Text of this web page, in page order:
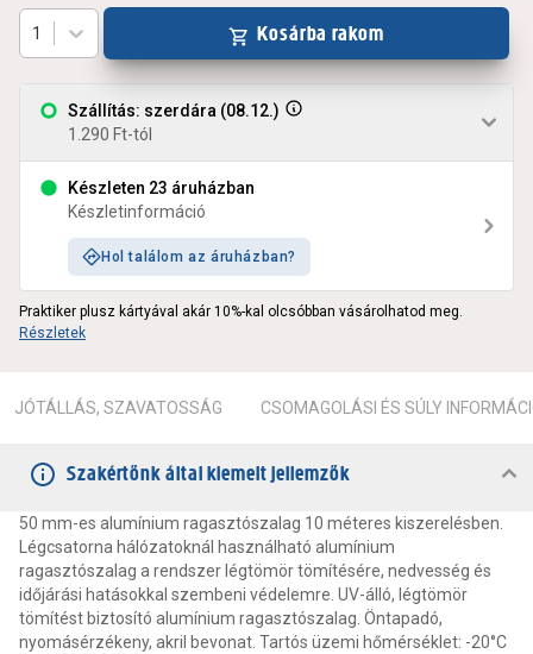
Szállítás: szerdára (08.12.)
1.290 Ft-tól
Készleten 23 áruházban
Készletinformáció
Hol találom az áruházban?
1 Kosárba rakom
Praktiker plusz kártyával akár 10%-kal olcsóbban vásárolhatod meg.
Részletek
JÓTÁLLÁS, SZAVATOSSÁG CSOMAGOLÁSI ÉS SÚLY
Szakértőnk által kiemelt jellemzők
50 mm-es alumínium ragasztószalag 10 méteres kiszerelésben.
Légcsatorna hálózatoknál használható alumínium
ragasztószalag a rendszer légtömör tömítésére, nedvesség és
időjárási hatásokkal szembeni védelemre. UV-álló, légtömör
tömítést biztosító alumínium ragasztószalag. Öntapadó,
nyomásérzékeny, akril bevonat. Tartós üzemi hőmérséklet: -20°C